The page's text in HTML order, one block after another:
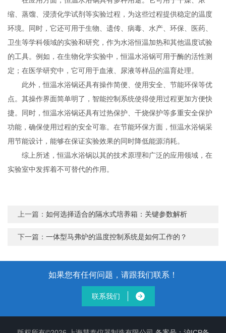
缩、蒸馏、浸渍化学试剂等实验过程，为这些过程提供稳定的温度
环境。同时，它还可用于生物、遗传、病毒、水产、环保、医药、
卫生等学科领域的实验和研究，作为水浴恒温加热和其他温度试验
的工具。例如，在生物化学实验中，恒温水浴锅可用于酶的活性测
定；在医学研究中，它可用于血液、尿液等样品的温育处理。
此外，恒温水浴锅还具有操作简便、使用安全、节能环保等优
点。其操作界面简单明了，智能控制系统使得使用过程更加方便快
捷。同时，恒温水浴锅还具有过热保护、干烧保护等多重安全保护
功能，确保使用过程的安全可靠。在节能环保方面，恒温水浴锅采
用节能设计，能够在保证实验效果的同时降低能源消耗。
综上所述，恒温水浴锅以其的技术原理和广泛的应用领域，在
实验室中发挥着不可替代的作用。
上一篇：如何选择适合的隔水式培养箱：关键参数解析
下一篇：一体型马弗炉的温度控制系统是如何工作的？
如果您有任何问题，请跟我们联系！
联系我们